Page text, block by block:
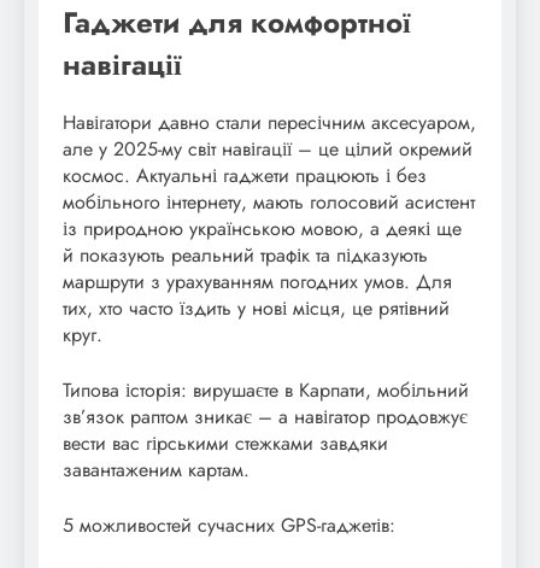
Гаджети для комфортної
навігації
Навігатори давно стали пересічним аксесуаром,
але у 2025-му світ навігації – це цілий окремий
космос. Актуальні гаджети працюють і без
мобільного інтернету, мають голосовий асистент
із природною українською мовою, а деякі ще
й показують реальний трафік та підказують
маршрути з урахуванням погодних умов. Для
тих, хто часто їздить у нові місця, це рятівний
круг.
Типова історія: вирушаєте в Карпати, мобільний
зв’язок раптом зникає – а навігатор продовжує
вести вас гірськими стежками завдяки
завантаженим картам.
5 можливостей сучасних GPS-гаджетів: